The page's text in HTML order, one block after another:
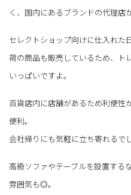
く、国内にあるブランドの代理店
セレクトショップ向けに仕入れた
荷の商品も販売しているため、ト
いっぱいですよ。
百貨店内に店舗があるため利便性
便利。
会社帰りにも気軽に立ち寄れるでし
高級ソファやテーブルを設置する
雰囲気も◎。